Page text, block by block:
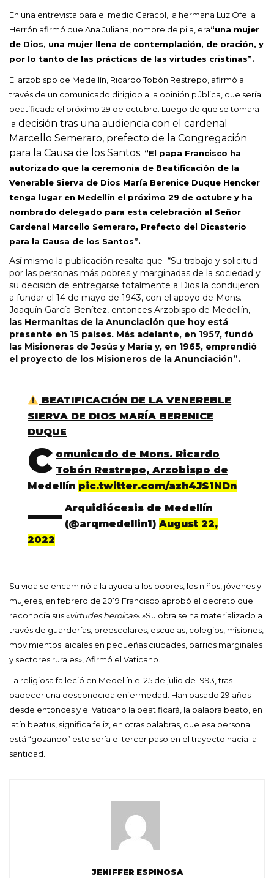
En una entrevista para el medio Caracol, la hermana Luz Ofelia
Herrón afirmó que Ana Juliana, nombre de pila, era“una mujer
de Dios, una mujer llena de contemplación, de oración, y
por lo tanto de las prácticas de las virtudes cristinas”.
El arzobispo de Medellín, Ricardo Tobón Restrepo, afirmó a
través de un comunicado dirigido a la opinión pública, que sería
beatificada el próximo 29 de octubre. Luego de que se tomara
la decisión tras una audiencia con el cardenal
Marcello Semeraro, prefecto de la Congregación
para la Causa de los Santos. “El papa Francisco ha
autorizado que la ceremonia de Beatificación de la
Venerable Sierva de Dios María Berenice Duque Hencker
tenga lugar en Medellín el próximo 29 de octubre y ha
nombrado delegado para esta celebración al Señor
Cardenal Marcello Semeraro, Prefecto del Dicasterio
para la Causa de los Santos”.
Así mismo la publicación resalta que “Su trabajo y solicitud
por las personas más pobres y marginadas de la sociedad y
su decisión de entregarse totalmente a Dios la condujeron
a fundar el 14 de mayo de 1943, con el apoyo de Mons.
Joaquín García Benítez, entonces Arzobispo de Medellín,
las Hermanitas de la Anunciación que hoy está
presente en 15 países. Más adelante, en 1957, fundó
las Misioneras de Jesús y María y, en 1965, emprendió
el proyecto de los Misioneros de la Anunciación”.
BEATIFICACIÓN DE LA VENEREBLE
SIERVA DE DIOS MARÍA BERENICE
DUQUE
C omunicado de Mons. Ricardo
Tobón Restrepo, Arzobispo de
Medellín pic.twitter.com/azh4JS1NDn
— Arquidiócesis de Medellín
(@arqmedellin1)August 22,
2022
Su vida se encaminó a la ayuda a los pobres, los niños, jóvenes y
mujeres, en febrero de 2019 Francisco aprobó el decreto que
reconocía sus «virtudes heroicas«.»Su obra se ha materializado a
través de guarderías, preescolares, escuelas, colegios, misiones,
movimientos laicales en pequeñas ciudades, barrios marginales
y sectores rurales», Afirmó el Vaticano.
La religiosa falleció en Medellín el 25 de julio de 1993, tras
padecer una desconocida enfermedad. Han pasado 29 años
desde entonces y el Vaticano la beatificará, la palabra beato, en
latín beatus, significa feliz, en otras palabras, que esa persona
está “gozando” este sería el tercer paso en el trayecto hacia la
santidad.
JENIFFER ESPINOSA